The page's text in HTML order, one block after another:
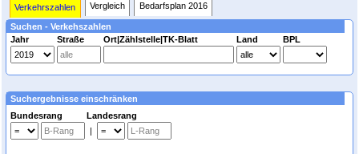
Verkehrszahlen Vergleich Bedarfsplan 2016
Suchen - Verkehszahlen
Jahr
Straße Ort|Zählstelle|TK-Blatt Land BPL
Suchergebnisse einschränken
Bundesrang Landesrang
|